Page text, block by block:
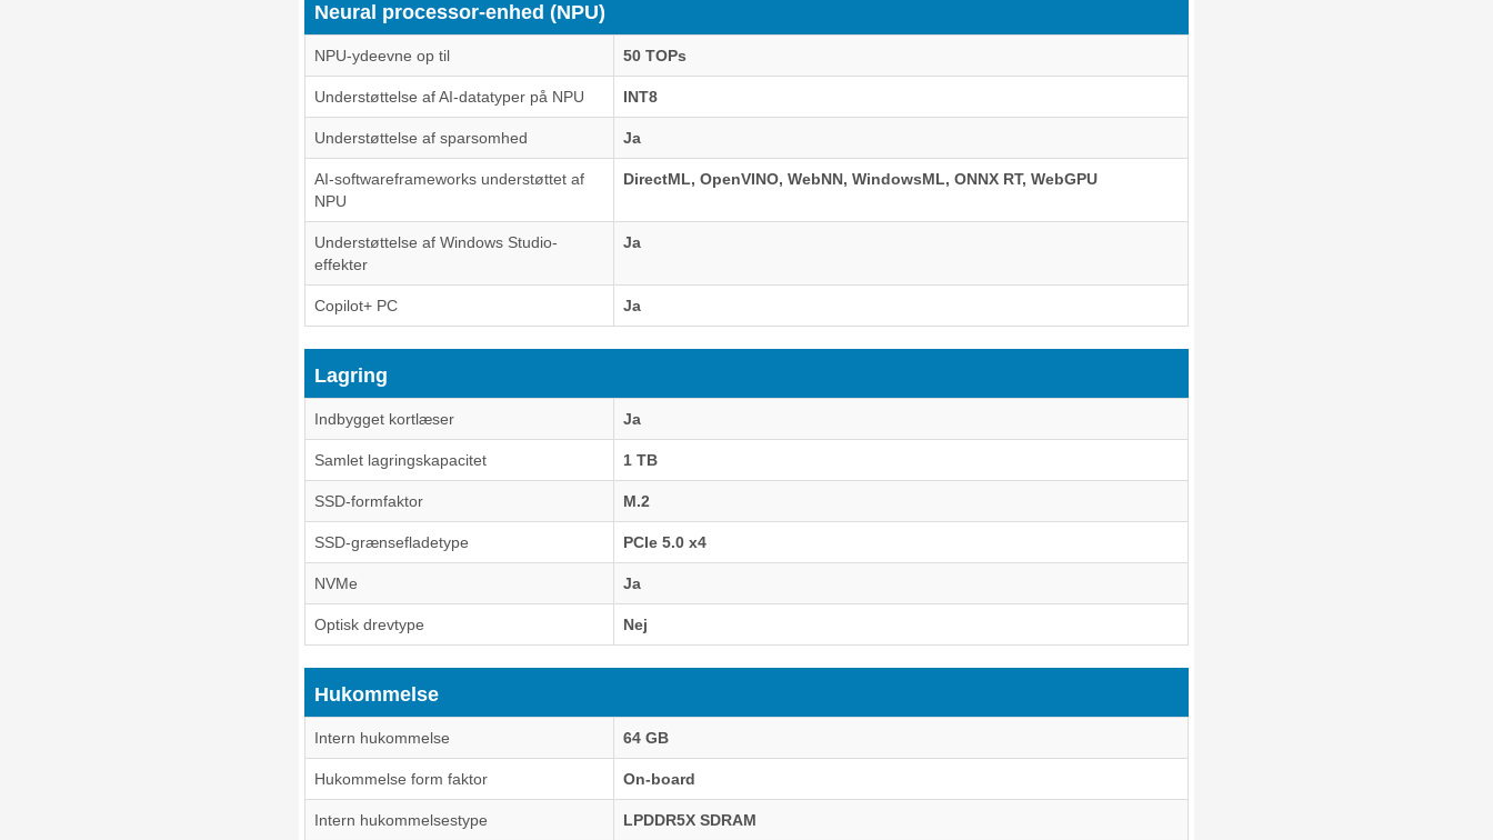
Neural processor-enhed (NPU)
NPU-ydeevne op til 50 TOPs
Understøttelse af AI-datatyper på NPU INT8
Understøttelse af sparsomhed Ja
AI-softwareframeworks understøttet af
NPU
DirectML, OpenVINO, WebNN, WindowsML, ONNX RT, WebGPU
Understøttelse af Windows Studio-
effekter
Ja
Copilot+ PC Ja
Lagring
Indbygget kortlæser Ja
Samlet lagringskapacitet 1 TB
SSD-formfaktor M.2
SSD-grænsefladetype PCIe 5.0 x4
NVMe Ja
Optisk drevtype Nej
Hukommelse
Intern hukommelse 64 GB
Hukommelse form faktor On-board
Intern hukommelsestype LPDDR5X SDRAM